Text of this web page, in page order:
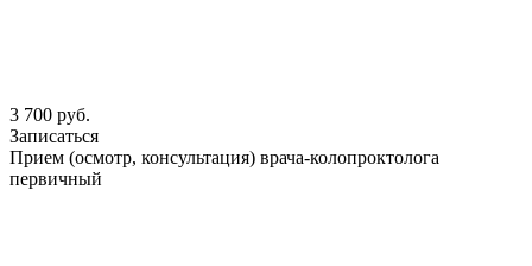
3 700 руб.
Записаться
Прием (осмотр, консультация) врача-колопроктолога
первичный